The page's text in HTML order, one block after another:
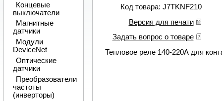
Код товара: J7TKNF210
Версия для печати
Задать вопрос о товаре
Тепловое реле 140-220А для
Концевые
выключатели
Магнитные
датчики
Модули
DeviceNet
Оптические
датчики
Преобразователи
частоты
(инверторы)